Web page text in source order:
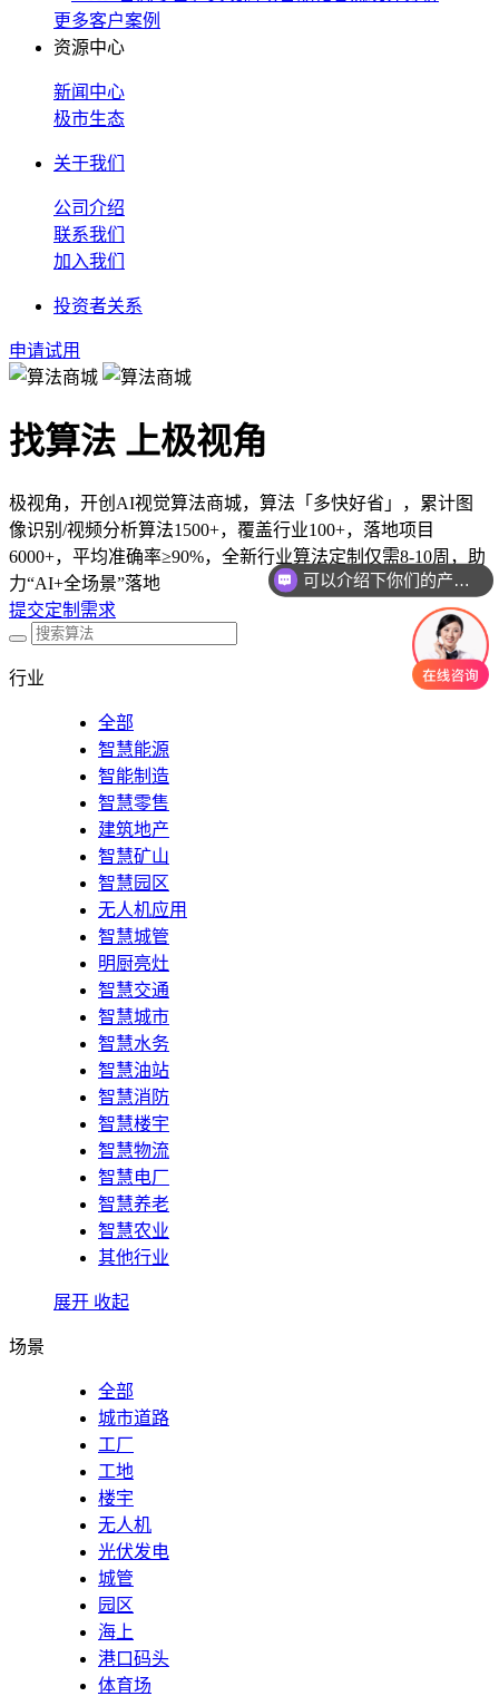
更多客户案例
资源中心
新闻中心
极市生态
关于我们
公司介绍
联系我们
加入我们
投资者关系
申请试用
找算法 上极视角
极视角，开创AI视觉算法商城，算法「多快好省」，累计图
像识别/视频分析算法1500+，覆盖行业100+，落地项目
6000+，平均准确率≥90%，全新行业算法定制仅需8-10周，助
力“AI+全场景”落地
提交定制需求
行业
全部
智慧能源
智能制造
智慧零售
建筑地产
智慧矿山
智慧园区
无人机应用
智慧城管
明厨亮灶
智慧交通
智慧城市
智慧水务
智慧油站
智慧消防
智慧楼宇
智慧物流
智慧电厂
智慧养老
智慧农业
其他行业
展开 收起
场景
全部
城市道路
工厂
工地
楼宇
无人机
光伏发电
城管
园区
海上
港口码头
体育场
可以介绍下你们的产品么